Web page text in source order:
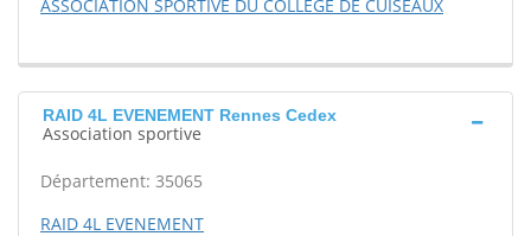
ASSOCIATION SPORTIVE DU COLLEGE DE CUISEAUX
RAID 4L EVENEMENT Rennes Cedex
Association sportive
Département: 35065
RAID 4L EVENEMENT